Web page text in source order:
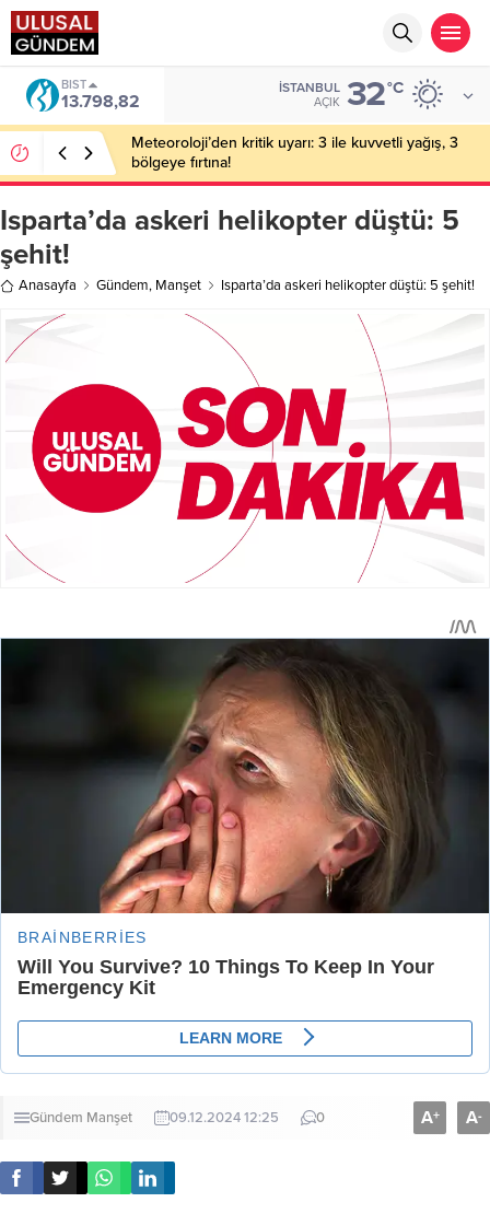
BIST
13.798,82
İSTANBUL
AÇIK 32°C
Meteoroloji’den kritik uyarı: 3 ile kuvvetli yağış, 3
bölgeye fırtına!
Isparta’da askeri helikopter düştü: 5
şehit!
Anasayfa Gündem, Manşet Isparta’da askeri helikopter düştü: 5 şehit!
Gündem Manşet 09.12.2024 12:25 0 A+ A-